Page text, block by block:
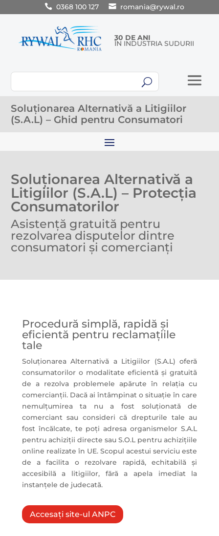
0368 100 127 romania@rywal.ro
30 DE ANI
ÎN INDUSTRIA SUDURII
U
Soluționarea Alternativă a Litigiilor
(S.A.L) – Ghid pentru Consumatori
Soluționarea Alternativă a
Litigiilor (S.A.L) – Protecția
Consumatorilor
Asistență gratuită pentru
rezolvarea disputelor dintre
consumatori și comercianți
Procedură simplă, rapidă și
eficientă pentru reclamațiile
tale
Soluționarea Alternativă a Litigiilor (S.A.L) oferă
consumatorilor o modalitate eficientă și gratuită
de a rezolva problemele apărute în relația cu
comercianții. Dacă ai întâmpinat o situație în care
nemulțumirea ta nu a fost soluționată de
comerciant sau consideri că drepturile tale au
fost încălcate, te poți adresa organismelor S.A.L
pentru achiziții directe sau S.O.L pentru achizițiile
online realizate în UE. Scopul acestui serviciu este
de a facilita o rezolvare rapidă, echitabilă și
accesibilă a litigiilor, fără a apela imediat la
instanțele de judecată.
Accesați site-ul ANPC